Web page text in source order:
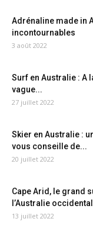
Adrénaline made in
incontournables
3 août 2022
Surf en Australie : A
vague...
27 juillet 2022
Skier en Australie :
vous conseille de...
20 juillet 2022
Cape Arid, le grand
l’Australie
13 juillet 2022